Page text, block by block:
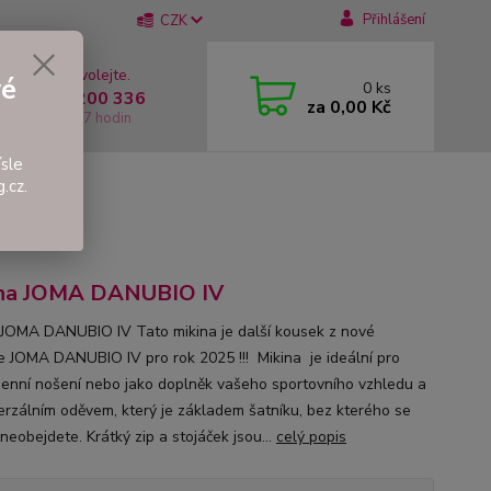
CZK Přihlášení
si rady? Zavolejte.
737 200 336
Pátek: 8 - 17 hodin
0 ks
za 0,00 Kč
IV
JOMA DANUBIO IV
DANUBIO IV Tato mikina je další kousek z nové
JOMA DANUBIO IV pro rok 2025 !!! Mikina je ideální pro
nošení nebo jako doplněk vašeho sportovního vzhledu a
oděvem, který je základem šatníku, bez kterého se
Krátký zip a stojáček jsou... celý popis